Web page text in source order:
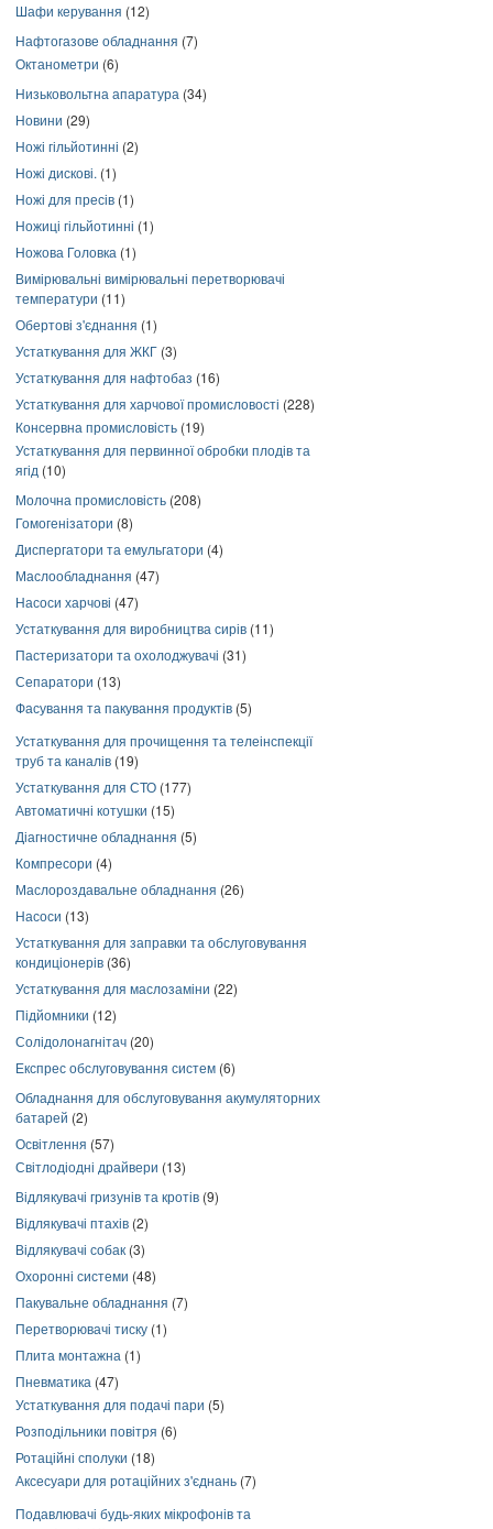
Шафи керування (12)
Нафтогазове обладнання (7)
Октанометри (6)
Низьковольтна апаратура (34)
Новини (29)
Ножі гільйотинні (2)
Ножі дискові. (1)
Ножі для пресів (1)
Ножиці гільйотинні (1)
Ножова Головка (1)
Вимірювальні вимірювальні перетворювачі
температури (11)
Обертові з'єднання (1)
Устаткування для ЖКГ (3)
Устаткування для нафтобаз (16)
Устаткування для харчової промисловості (228)
Консервна промисловість (19)
Устаткування для первинної обробки плодів та
ягід (10)
Молочна промисловість (208)
Гомогенізатори (8)
Диспергатори та емульгатори (4)
Маслообладнання (47)
Насоси харчові (47)
Устаткування для виробництва сирів (11)
Пастеризатори та охолоджувачі (31)
Сепаратори (13)
Фасування та пакування продуктів (5)
Устаткування для прочищення та телеінспекції
труб та каналів (19)
Устаткування для СТО (177)
Автоматичні котушки (15)
Діагностичне обладнання (5)
Компресори (4)
Маслороздавальне обладнання (26)
Насоси (13)
Устаткування для заправки та обслуговування
кондиціонерів (36)
Устаткування для маслозаміни (22)
Підйомники (12)
Солідолонагнітач (20)
Експрес обслуговування систем (6)
Обладнання для обслуговування акумуляторних
батарей (2)
Освітлення (57)
Світлодіодні драйвери (13)
Відлякувачі гризунів та кротів (9)
Відлякувачі птахів (2)
Відлякувачі собак (3)
Охоронні системи (48)
Пакувальне обладнання (7)
Перетворювачі тиску (1)
Плита монтажна (1)
Пневматика (47)
Устаткування для подачі пари (5)
Розподільники повітря (6)
Ротаційні сполуки (18)
Аксесуари для ротаційних з'єднань (7)
Подавлювачі будь-яких мікрофонів та